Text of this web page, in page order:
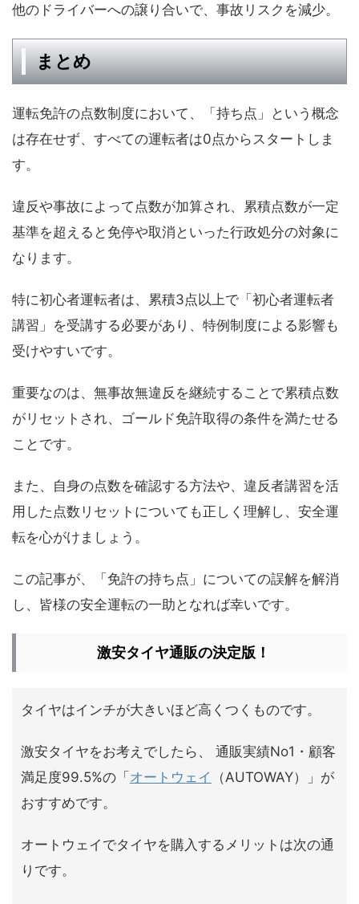
他のドライバーへの譲り合いで、事故リスクを減少。
まとめ
運転免許の点数制度において、「持ち点」という概念
は存在せず、すべての運転者は0点からスタートしま
す。
違反や事故によって点数が加算され、累積点数が一定
基準を超えると免停や取消といった行政処分の対象に
なります。
特に初心者運転者は、累積3点以上で「初心者運転者
講習」を受講する必要があり、特例制度による影響も
受けやすいです。
重要なのは、無事故無違反を継続することで累積点数
がリセットされ、ゴールド免許取得の条件を満たせる
ことです。
また、自身の点数を確認する方法や、違反者講習を活
用した点数リセットについても正しく理解し、安全運
転を心がけましょう。
この記事が、「免許の持ち点」についての誤解を解消
し、皆様の安全運転の一助となれば幸いです。
激安タイヤ通販の決定版！
タイヤはインチが大きいほど高くつくものです。
激安タイヤをお考えでしたら、 通販実績No1・顧客
満足度99.5%の「オートウェイ
（AUTOWAY）」が
おすすめです。
オートウェイでタイヤを購入するメリットは次の通
りです。